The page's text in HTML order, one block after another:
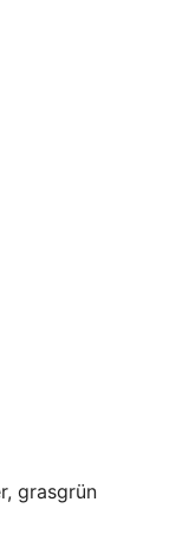
grasgrün